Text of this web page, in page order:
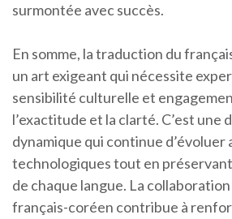
surmontée avec succès.
En somme, la traduction du
un art exigeant qui nécessite
sensibilité culturelle et
l’exactitude et la clarté. C’est une
dynamique qui continue d’évoluer
technologiques tout en préservant
de chaque langue. La
français-coréen contribue à